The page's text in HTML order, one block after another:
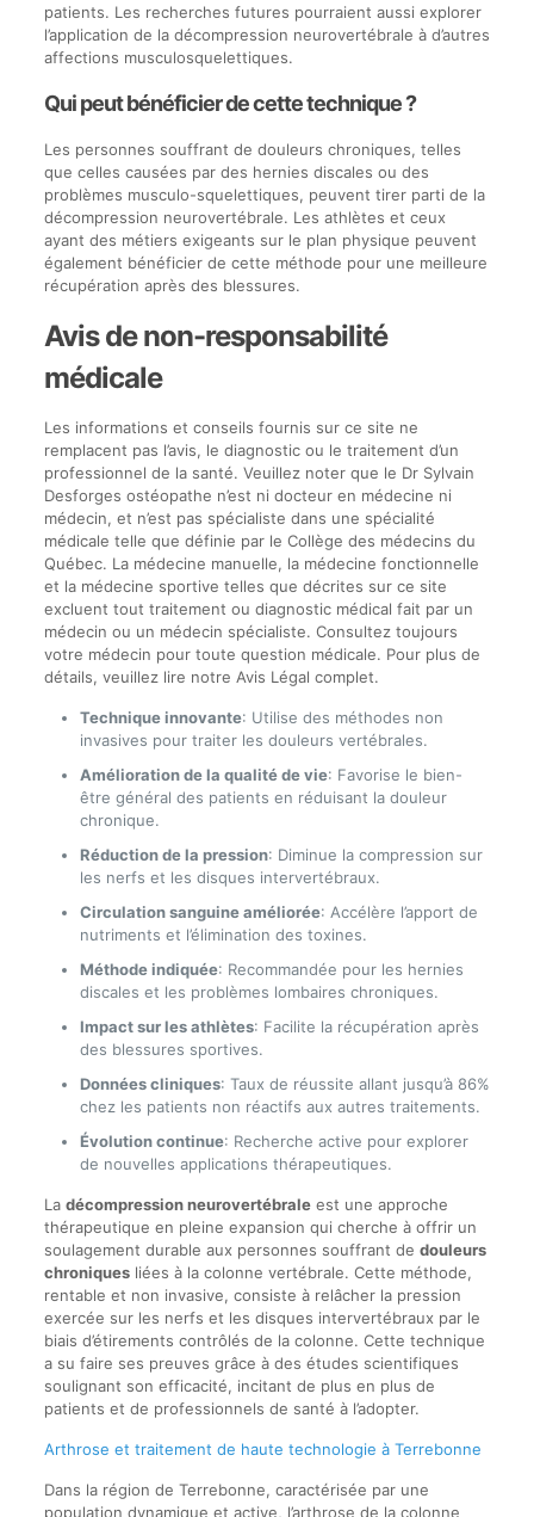
patients. Les recherches futures pourraient aussi explorer
l’application de la décompression neurovertébrale à d’autres
affections musculosquelettiques.
Qui peut bénéficier de cette technique ?
Les personnes souffrant de douleurs chroniques, telles
que celles causées par des hernies discales ou des
problèmes musculo-squelettiques, peuvent tirer parti de la
décompression neurovertébrale. Les athlètes et ceux
ayant des métiers exigeants sur le plan physique peuvent
également bénéficier de cette méthode pour une meilleure
récupération après des blessures.
Avis de non-responsabilité
médicale
Les informations et conseils fournis sur ce site ne
remplacent pas l’avis, le diagnostic ou le traitement d’un
professionnel de la santé. Veuillez noter que le Dr Sylvain
Desforges ostéopathe n’est ni docteur en médecine ni
médecin, et n’est pas spécialiste dans une spécialité
médicale telle que définie par le Collège des médecins du
Québec. La médecine manuelle, la médecine fonctionnelle
et la médecine sportive telles que décrites sur ce site
excluent tout traitement ou diagnostic médical fait par un
médecin ou un médecin spécialiste. Consultez toujours
votre médecin pour toute question médicale. Pour plus de
détails, veuillez lire notre Avis Légal complet.
Technique innovante: Utilise des méthodes non
invasives pour traiter les douleurs vertébrales.
Amélioration de la qualité de vie: Favorise le bien-
être général des patients en réduisant la douleur
chronique.
Réduction de la pression: Diminue la compression sur
les nerfs et les disques intervertébraux.
Circulation sanguine améliorée: Accélère l’apport de
nutriments et l’élimination des toxines.
Méthode indiquée: Recommandée pour les hernies
discales et les problèmes lombaires chroniques.
Impact sur les athlètes: Facilite la récupération après
des blessures sportives.
Données cliniques: Taux de réussite allant jusqu’à 86%
chez les patients non réactifs aux autres traitements.
Évolution continue: Recherche active pour explorer
de nouvelles applications thérapeutiques.
La décompression neurovertébraleest une approche
thérapeutique en pleine expansion qui cherche à offrir un
soulagement durable aux personnes souffrant de douleurs
chroniquesliées à la colonne vertébrale. Cette méthode,
rentable et non invasive, consiste à relâcher la pression
exercée sur les nerfs et les disques intervertébraux par le
biais d’étirements contrôlés de la colonne. Cette technique
a su faire ses preuves grâce à des études scientifiques
soulignant son efficacité, incitant de plus en plus de
patients et de professionnels de santé à l’adopter.
Arthrose et traitement de haute technologie à Terrebonne
Dans la région de Terrebonne, caractérisée par une
population dynamique et active, l’arthrose de la colonne